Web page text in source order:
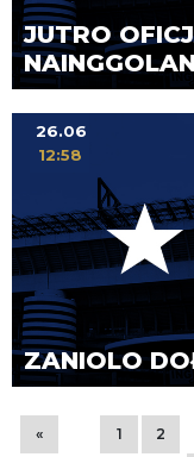
JUTRO
ZANIOLO
26.06
12:58
« 1 2